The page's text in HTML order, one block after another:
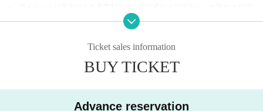
「GUMI」は株式会社インターネットのキャラクターであり、同社の登
トン・フューチャー・メディア株式会社等の団体及びそれらが開催する公式
のイベントとは一切関係ありません。
ライブの予定時間は約1時間です。
す。指示に従っていただけない場合、公演を中断または終了する場合があり
ライブ中の録音・録画・写真撮影は禁止です。発見した場合、機材の没収
や退場をお願いする場合があります。
Ticket sales information
BUY TICKET
Advance reservation